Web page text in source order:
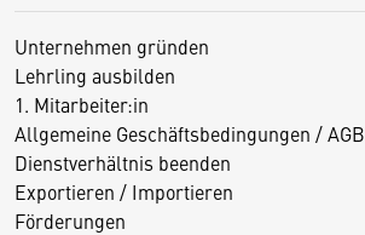
Unternehmen gründen
Lehrling ausbilden
1. Mitarbeiter:in
Allgemeine Geschäftsbedingungen / AGB
Dienstverhältnis beenden
Exportieren / Importieren
Förderungen